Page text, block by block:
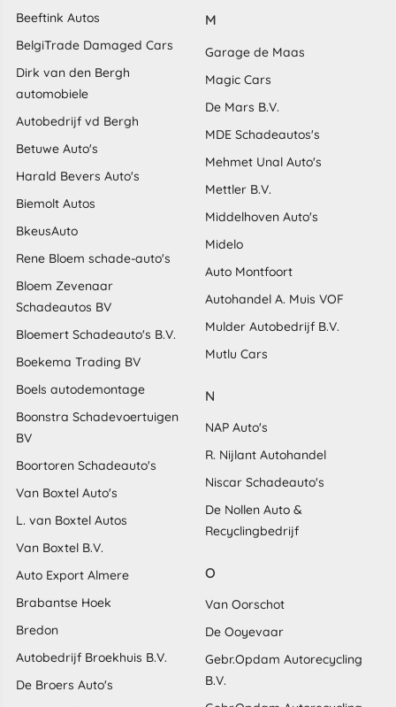
Beeftink Autos
BelgiTrade Damaged Cars
Dirk van den Bergh
automobiele
Autobedrijf vd Bergh
Betuwe Auto's
Harald Bevers Auto's
Biemolt Autos
BkeusAuto
Rene Bloem schade-auto's
Bloem Zevenaar
Schadeautos BV
Bloemert Schadeauto's B.V.
Boekema Trading BV
Boels autodemontage
Boonstra Schadevoertuigen
BV
Boortoren Schadeauto's
Van Boxtel Auto's
L. van Boxtel Autos
Van Boxtel B.V.
Auto Export Almere
Brabantse Hoek
Bredon
Autobedrijf Broekhuis B.V.
De Broers Auto's
M
Garage de Maas
Magic Cars
De Mars B.V.
MDE Schadeautos's
Mehmet Unal Auto's
Mettler B.V.
Middelhoven Auto's
Midelo
Auto Montfoort
Autohandel A. Muis VOF
Mulder Autobedrijf B.V.
Mutlu Cars
N
NAP Auto's
R. Nijlant Autohandel
Niscar Schadeauto's
De Nollen Auto &
Recyclingbedrijf
O
Van Oorschot
De Ooyevaar
Gebr.Opdam Autorecycling
B.V.